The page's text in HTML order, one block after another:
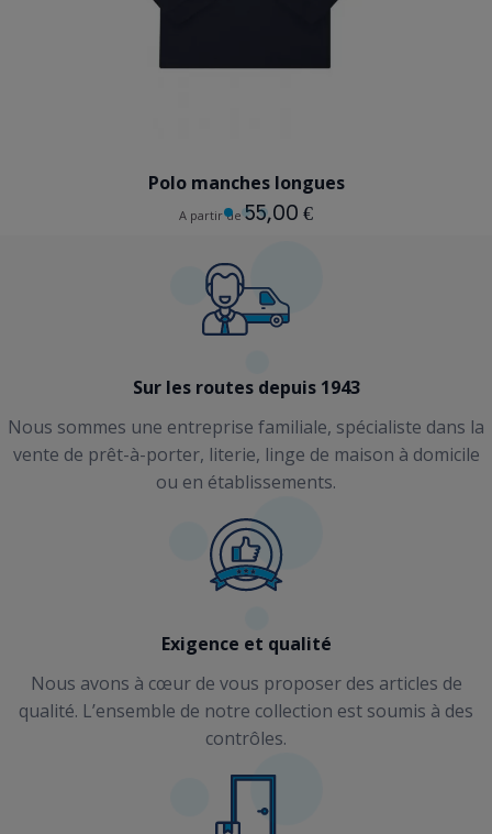
Polo manches longues
A partir de55,00 €
Sur les routes depuis 1943
Nous sommes une entreprise familiale, spécialiste dans la
vente de prêt-à-porter, literie, linge de maison à domicile
ou en établissements.
Exigence et qualité
Nous avons à cœur de vous proposer des articles de
qualité. L’ensemble de notre collection est soumis à des
contrôles.